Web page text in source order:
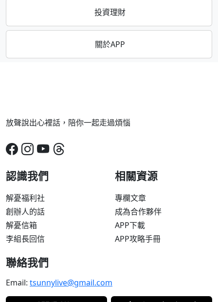
投資理財
關於APP
放聲說出心裡話，陪你一起走過煩惱
認識我們
解憂福利社
創辦人的話
解憂信箱
李組長回信
相關資源
專欄文章
成為合作夥伴
APP下載
APP攻略手冊
聯絡我們
Email: tsunnylive@gmail.com